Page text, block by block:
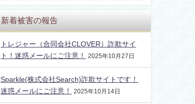
新着被害の報告
トレジャー（合同会社CLOVER）詐欺サイ
ト！迷惑メールにご注意！
2025年10月27日
Sparkle(株式会社Search)詐欺サイトです！
迷惑メールにご注意！
2025年10月14日